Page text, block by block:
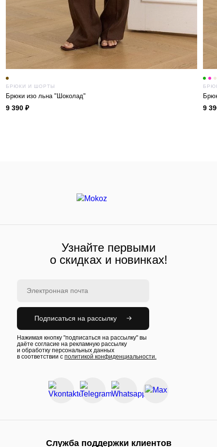
БРЮКИ И ШОРТЫ
Брюки изо льна "Шоколад"
9 390 ₽ 9
Узнайте первыми
о скидках и новинках!
Подписаться на рассылку
Нажимая кнопку "подписаться на рассылку" вы
даёте согласие на рекламную рассылку
и обработку персональных данных
в соответствии с политикой конфиденциальности.
Служба поддержки клиентов